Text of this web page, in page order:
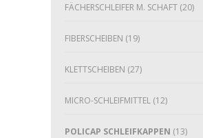
FÄCHERSCHLEIFER M. SCHAFT (20)
FIBERSCHEIBEN (19)
KLETTSCHEIBEN (27)
MICRO-SCHLEIFMITTEL (12)
POLICAP SCHLEIFKAPPEN (13)